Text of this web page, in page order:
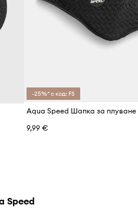
-25%* с код: FS
Aqua Speed Шапка за плуване
9,99 €
Speed